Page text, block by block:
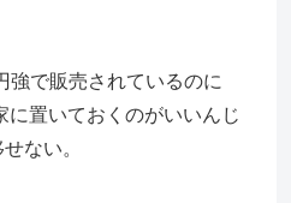
強で販売されているのに
置いておくのがいいんじ
ない。